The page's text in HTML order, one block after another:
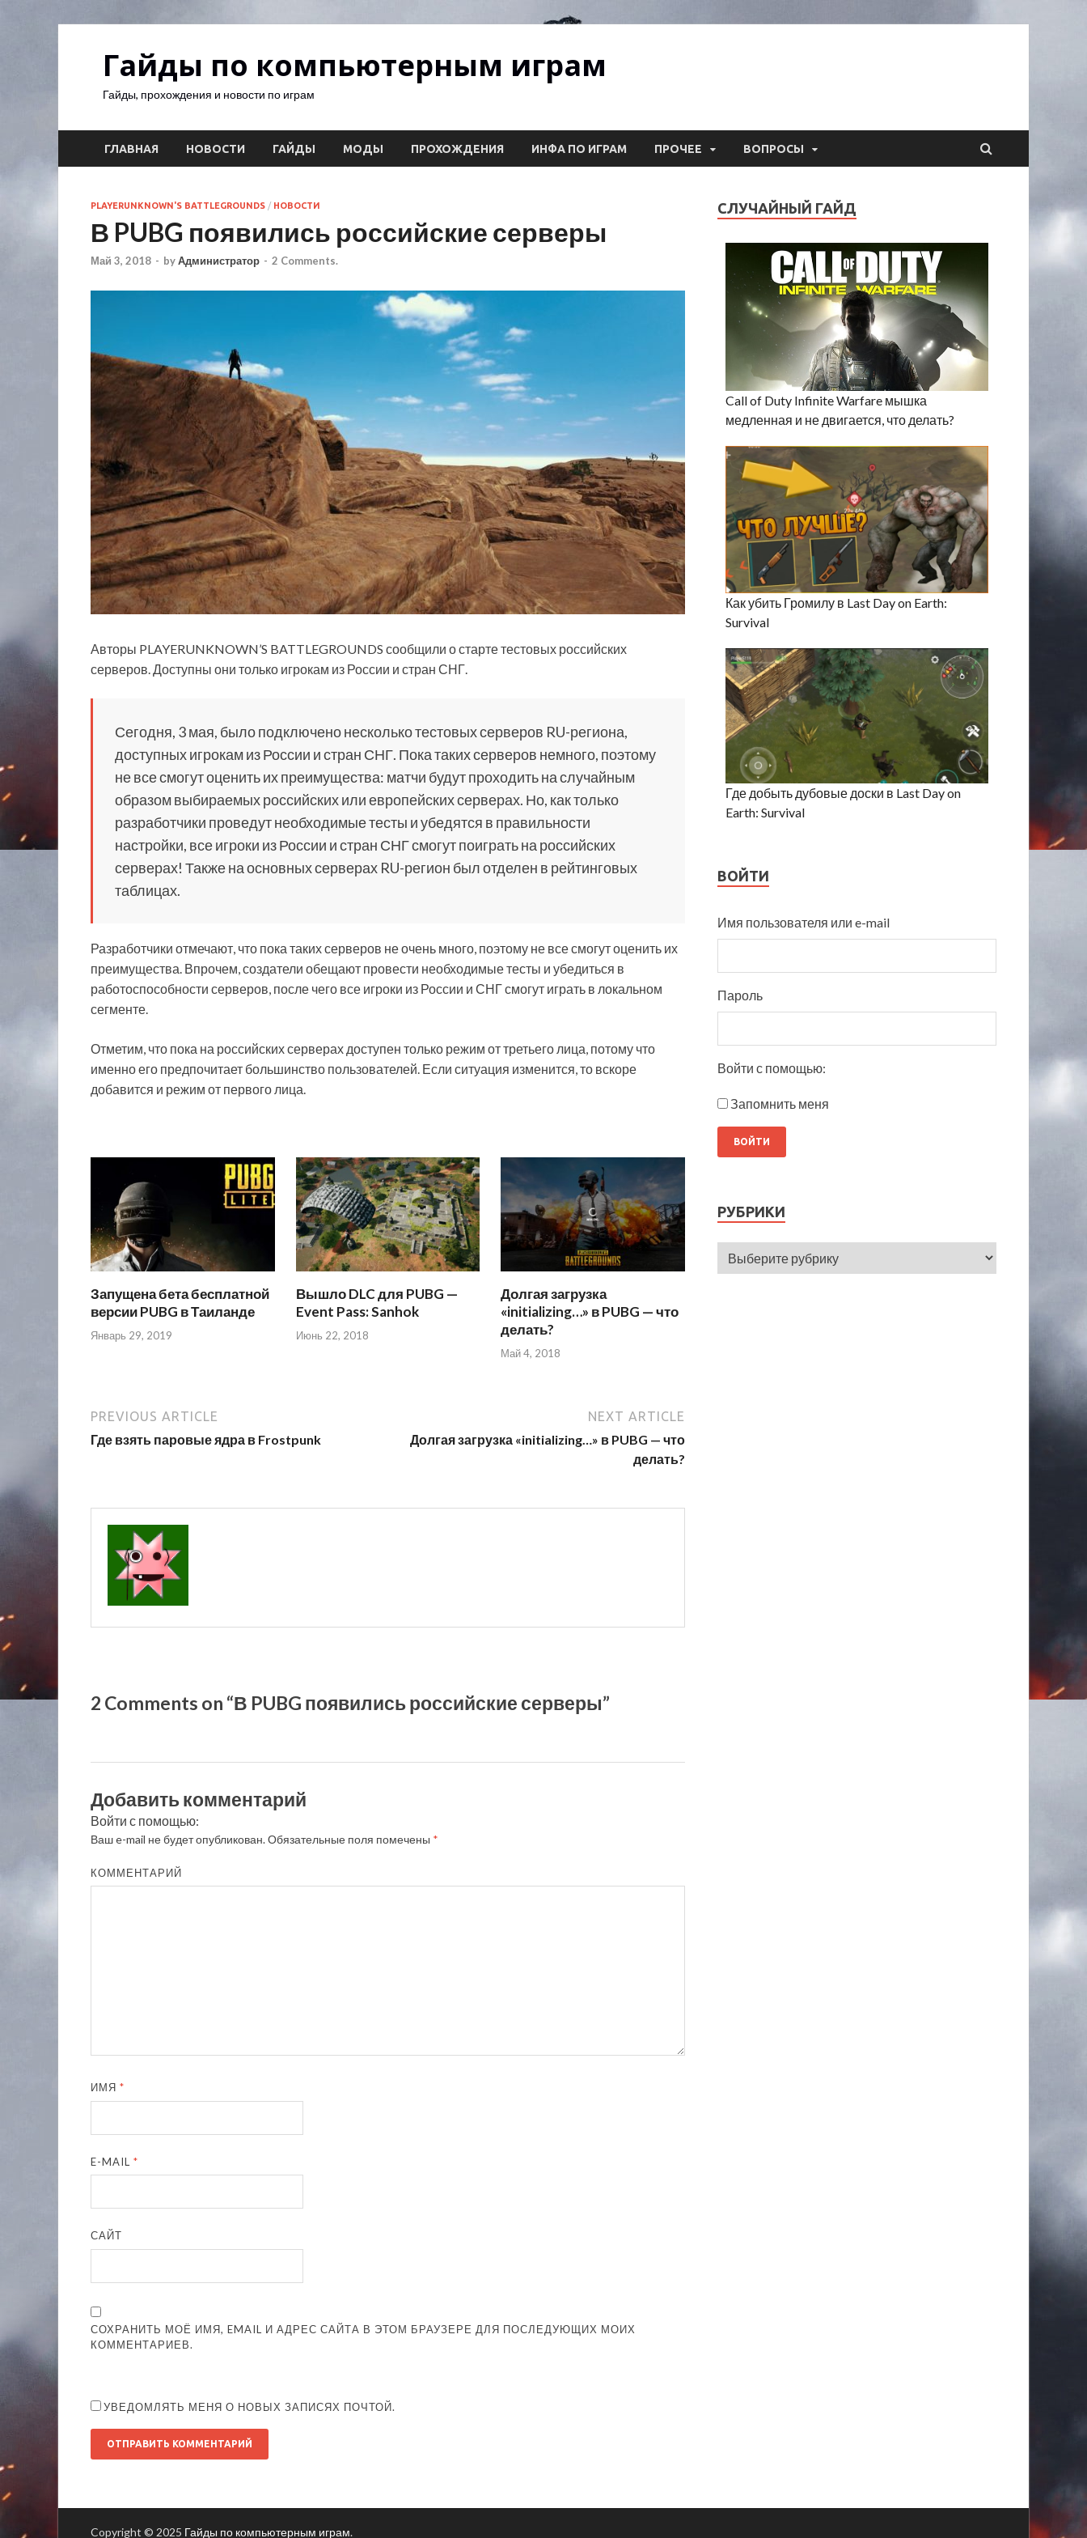
Гайды по компьютерным играм
Гайды, прохождения и новости по играм
ГЛАВНАЯ НОВОСТИ ГАЙДЫ МОДЫ ПРОХОЖДЕНИЯ ИНФА ПО ИГРАМ ПРОЧЕЕ ВОПРОСЫ
PLAYERUNKNOWN'S BATTLEGROUNDS / НОВОСТИ
В PUBG появились российские серверы
Май 3, 2018 - byАдминистратор - 2 Comments.
Авторы PLAYERUNKNOWN’S BATTLEGROUNDS сообщили о старте тестовых российских
серверов. Доступны они только игрокам из России и стран СНГ.
Сегодня, 3 мая, было подключено несколько тестовых серверов RU-региона,
доступных игрокам из России и стран СНГ. Пока таких серверов немного, поэтому
не все смогут оценить их преимущества: матчи будут проходить на случайным
образом выбираемых российских или европейских серверах. Но, как только
разработчики проведут необходимые тесты и убедятся в правильности
настройки, все игроки из России и стран СНГ смогут поиграть на российских
серверах! Также на основных серверах RU-регион был отделен в рейтинговых
таблицах.
Разработчики отмечают, что пока таких серверов не очень много, поэтому не все смогут оценить их
преимущества. Впрочем, создатели обещают провести необходимые тесты и убедиться в
работоспособности серверов, после чего все игроки из России и СНГ смогут играть в локальном
сегменте.
Отметим, что пока на российских серверах доступен только режим от третьего лица, потому что
именно его предпочитает большинство пользователей. Если ситуация изменится, то вскоре
добавится и режим от первого лица.
Запущена бета бесплатной
версии PUBG в Таиланде
Январь 29, 2019
Вышло DLC для PUBG —
Event Pass: Sanhok
Июнь 22, 2018
Долгая загрузка
«initializing…» в PUBG — что
делать?
Май 4, 2018
PREVIOUS ARTICLE
Где взять паровые ядра в Frostpunk
NEXT ARTICLE
Долгая загрузка «initializing…» в PUBG — что
делать?
2 Comments on “В PUBG появились российские серверы”
Добавить комментарий
Войти с помощью:
Ваш e-mail не будет опубликован.Обязательные поля помечены *
КОММЕНТАРИЙ
ИМЯ*
E-MAIL*
САЙТ
СОХРАНИТЬ МОЁ ИМЯ, EMAIL И АДРЕС САЙТА В ЭТОМ БРАУЗЕРЕ ДЛЯ ПОСЛЕДУЮЩИХ МОИХ
КОММЕНТАРИЕВ.
УВЕДОМЛЯТЬ МЕНЯ О НОВЫХ ЗАПИСЯХ ПОЧТОЙ.
СЛУЧАЙНЫЙ ГАЙД
Call of Duty Infinite Warfare мышка
медленная и не двигается, что делать?
Как убить Громилу в Last Day on Earth:
Survival
Где добыть дубовые доски в Last Day on
Earth: Survival
ВОЙТИ
Имя пользователя или e-mail
Пароль
Войти с помощью:
Запомнить меня
РУБРИКИ
Copyright © 2025 Гайды по компьютерным играм.